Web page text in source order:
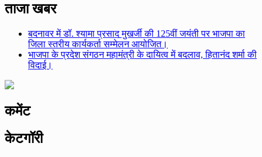
ताजा खबर
बदनावर में डॉ. श्यामा प्रसाद मुखर्जी की 125वीं जयंती पर भाजपा का
जिला स्तरीय कार्यकर्ता सम्मेलन आयोजित।
भाजपा के प्रदेश संगठन महामंत्री के दायित्व में बदलाव, हितानंद शर्मा की
विदाई।
कमेंट
केटगॉरी